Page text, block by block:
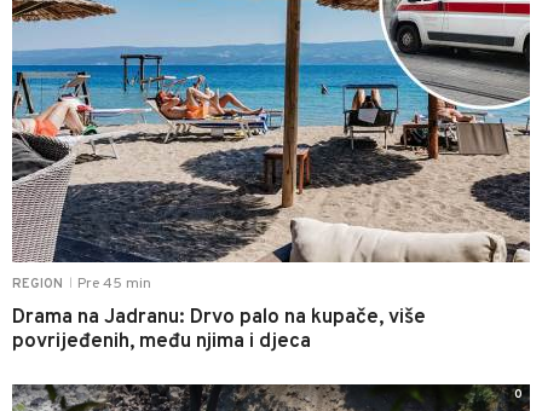
REGION Pre 45 min
Drama na Jadranu: Drvo palo na kupače, više
povrijeđenih, među njima i djeca
0